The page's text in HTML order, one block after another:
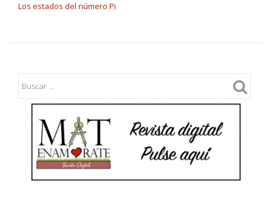
Los estados del número Pi